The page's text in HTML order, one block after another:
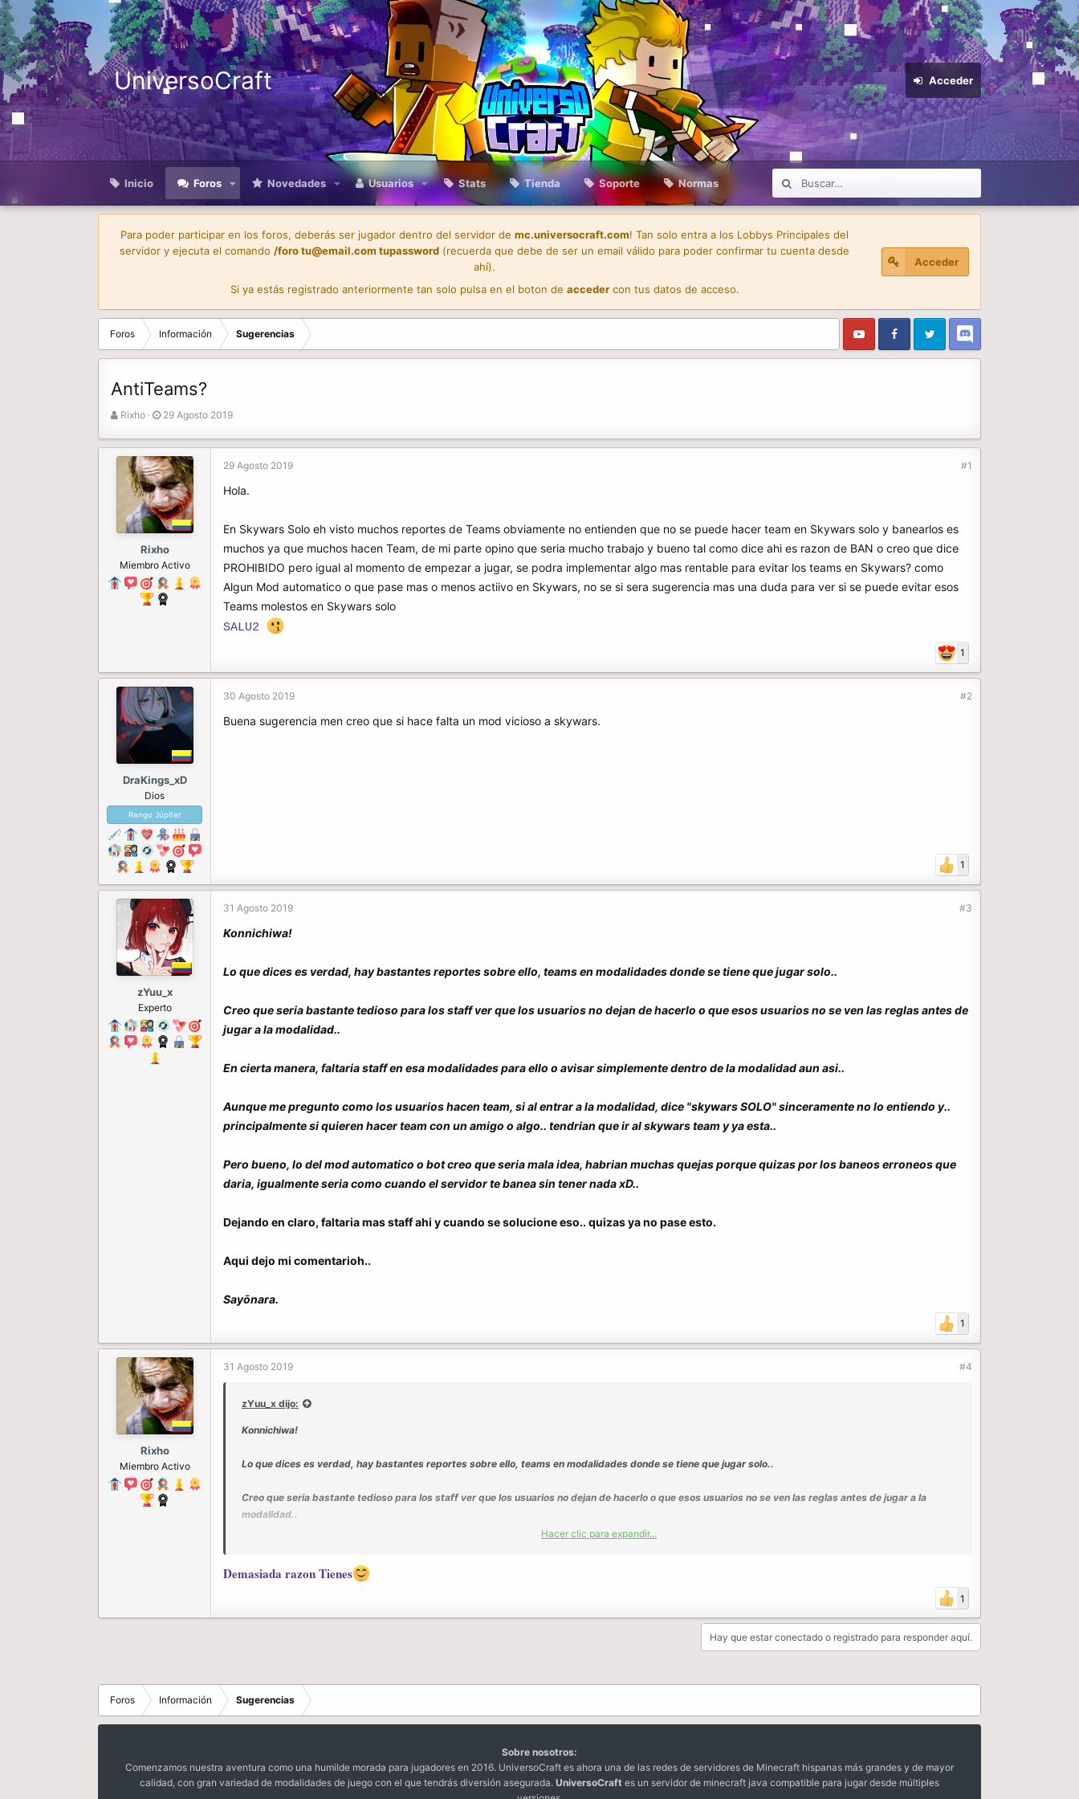
UniversoCraft Acceder
Inicio Foros Novedades Usuarios Stats Tienda Soporte Normas
Para poder participar en los foros, deberás ser jugador dentro del servidor de mc.universocraft.com! Tan solo entra a los Lobbys Principales del
servidor y ejecuta el comando /forotu@email.com tupassword (recuerda que debe de ser un email válido para poder confirmar tu cuenta desde
ahí).
Si ya estás registrado anteriormente tan solo pulsa en el boton de accedercon tus datos de acceso.
Acceder
Foros Información Sugerencias
AntiTeams?
A
o
Rixho
F
h
a
d
e
i
n
i
c
i
o
29 Agosto 2019
Rixho
Miembro Activo
29 Agosto 2019 #1
Hola.
En Skywars Solo eh visto muchos reportes de Teams obviamente no entienden que no se puede hacer team en Skywars solo y banearlos es
muchos ya que muchos hacen Team, de mi parte opino que seria mucho trabajo y bueno tal como dice ahi es razon de BAN o creo que dice
PROHIBIDO pero igual al momento de empezar a jugar, se podra implementar algo mas rentable para evitar los teams en Skywars? como
Algun Mod automatico o que pase mas o menos actiivo en Skywars, no se si sera sugerencia mas una duda para ver si se puede evitar esos
Teams molestos en Skywars solo
SALU2
1
DraKings_xD
Dios
Rango Júpiter
30 Agosto 2019 #2
Buena sugerencia men creo que si hace falta un mod vicioso a skywars.
1
zYuu_x
Experto
31 Agosto 2019 #3
Konnichiwa!
Lo que dices es verdad, hay bastantes reportes sobre ello, teams en modalidades donde se tiene que jugar solo..
Creo que seria bastante tedioso para los staff ver que los usuarios no dejan de hacerlo o que esos usuarios no se ven las reglas antes de
jugar a la modalidad..
En cierta manera, faltaria staff en esa modalidades para ello o avisar simplemente dentro de la modalidad aun asi..
Aunque me pregunto como los usuarios hacen team, si al entrar a la modalidad, dice "skywars SOLO" sinceramente no lo entiendo y..
principalmente si quieren hacer team con un amigo o algo.. tendrian que ir al skywars team y ya esta..
Pero bueno, lo del mod automatico o bot creo que seria mala idea, habrian muchas quejas porque quizas por los baneos erroneos que
daria, igualmente seria como cuando el servidor te banea sin tener nada xD..
Dejando en claro, faltaria mas staff ahi y cuando se solucione eso.. quizas ya no pase esto.
Aqui dejo mi comentarioh..
Sayōnara.
1
Rixho
Miembro Activo
31 Agosto 2019 #4
zYuu_x dijo:
Konnichiwa!
Lo que dices es verdad, hay bastantes reportes sobre ello, teams en modalidades donde se tiene que jugar solo..
Creo que seria bastante tedioso para los staff ver que los usuarios no dejan de hacerlo o que esos usuarios no se ven las reglas antes de jugar a la
modalidad..
Aunque me pregunto como los usuarios hacen team, si al entrar a la modalidad, dice "skywars SOLO" sinceramente no lo entiendo y.. principalmente si
Pero bueno, lo del mod automatico o bot creo que seria mala idea, habrian muchas quejas porque quizas por los baneos erroneos que daria, igualmente
Dejando en claro, faltaria mas staff ahi y cuando se solucione eso.. quizas ya no pase esto.
Aqui dejo mi comentarioh..
Hacer clic para expandir...
Demasiada razon Tienes
1
Hay que estar conectado o registrado para responder aquí.
Foros Información Sugerencias
Sobre nosotros:
Comenzamos nuestra aventura como una humilde morada para jugadores en 2016. UniversoCraft es ahora una de las redes de servidores de Minecraft hispanas más grandes y de mayor
calidad, con gran variedad de modalidades de juego con el que tendrás diversión asegurada. UniversoCraft es un servidor de minecraft java compatible para jugar desde múltiples